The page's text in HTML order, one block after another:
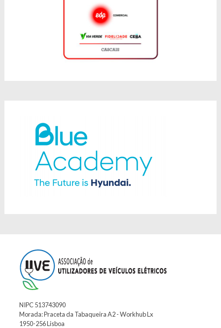
NIPC 513743090
Morada: Praceta da Tabaqueira A2 - Workhub Lx
1950-256 Lisboa